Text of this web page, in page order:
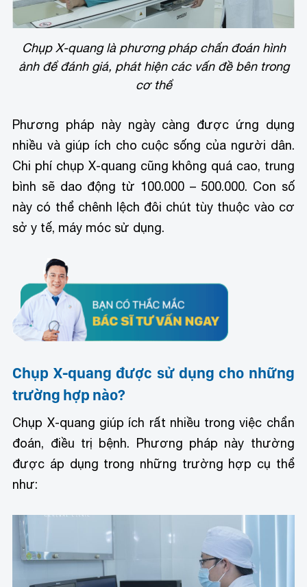
Chụp X-quang là phương pháp chẩn đoán hình
ảnh để đánh giá, phát hiện các vấn đề bên trong
cơ thể
Phương pháp này ngày càng được ứng dụng
nhiều và giúp ích cho cuộc sống của người dân.
Chi phí chụp X-quang cũng không quá cao, trung
bình sẽ dao động từ 100.000 – 500.000. Con số
này có thể chênh lệch đôi chút tùy thuộc vào cơ
sở y tế, máy móc sử dụng.
Chụp X-quang được sử dụng cho những
trường hợp nào?
Chụp X-quang giúp ích rất nhiều trong việc chẩn
đoán, điều trị bệnh. Phương pháp này thường
được áp dụng trong những trường hợp cụ thể
như: